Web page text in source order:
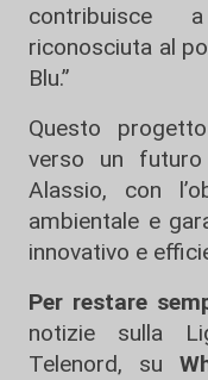
contribuisce
riconosciuta al
Blu.”
Questo
verso un
Alassio, con
ambientale e
innovativo e
Per restare
notizie sulla
Telenord, su